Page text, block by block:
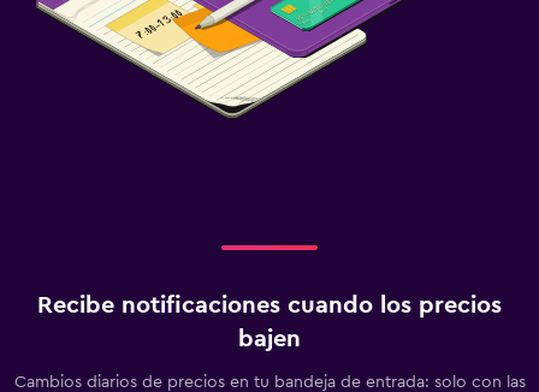
Recibe notificaciones cuando los precios
bajen
Cambios diarios de precios en tu bandeja de entrada: solo con las